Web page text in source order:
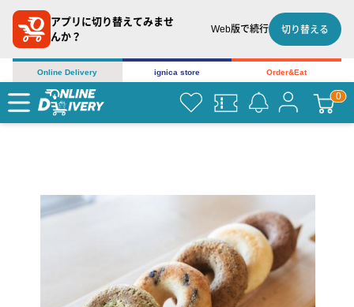
アプリに切り替えてみませ
んか？
Web版で続行 切り替える
Online Delivery ignica store Order&Eat